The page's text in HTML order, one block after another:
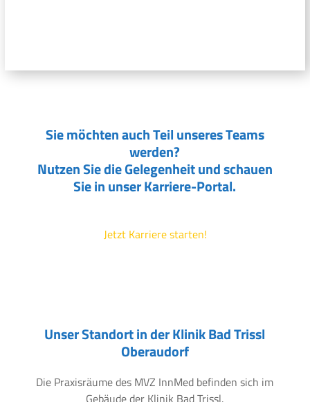
Sie möchten auch Teil unseres Teams
werden?
Nutzen Sie die Gelegenheit und schauen
Sie in unser Karriere-Portal.
Jetzt Karriere starten!
Unser Standort in der Klinik Bad Trissl
Oberaudorf
Die Praxisräume des MVZ InnMed befinden sich im
Gebäude der Klinik Bad Trissl.